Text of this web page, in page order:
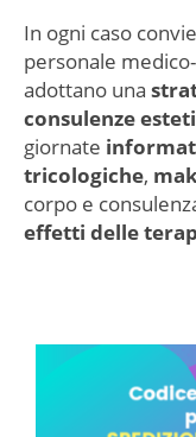
In ogni caso
personale
adottano una
consulenze
giornate
tricologiche,
corpo e
effetti delle